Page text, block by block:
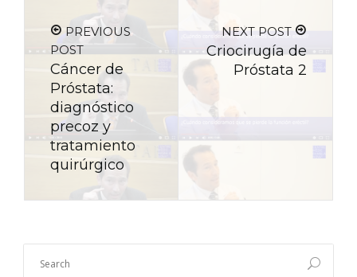
PREVIOUS
POST
Cáncer de
Próstata:
diagnóstico
precoz y
tratamiento
quirúrgico
NEXT POST
Criocirugía de
Próstata 2